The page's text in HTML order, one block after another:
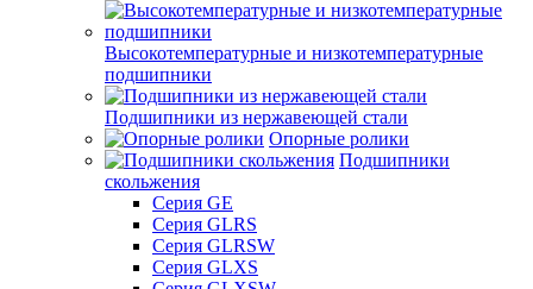
Высокотемпературные и низкотемпературные
подшипники
Подшипники из нержавеющей стали
Опорные ролики
Подшипники
скольжения
Серия GE
Серия GLRS
Серия GLRSW
Серия GLXS